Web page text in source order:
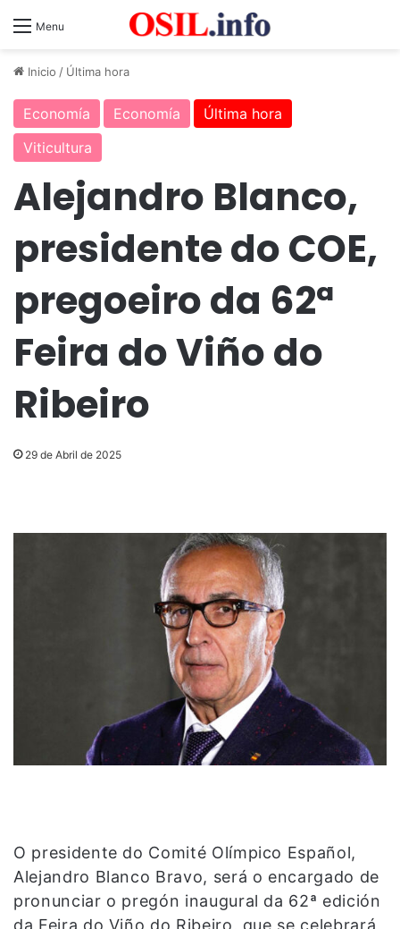
Menu
Inicio / Última hora
Economía Economía
Última hora
Viticultura
Alejandro Blanco,
presidente do COE,
pregoeiro da 62ª
Feira do Viño do
Ribeiro
29 de Abril de 2025
O presidente do Comité Olímpico Español,
Alejandro Blanco Bravo, será o encargado de
pronunciar o pregón inaugural da 62ª edición
da Feira do Viño do Ribeiro, que se celebrará